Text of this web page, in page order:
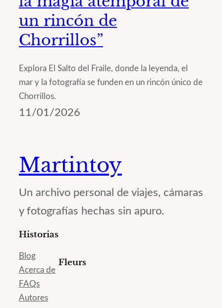
un rincón de
Chorrillos”
Explora El Salto del Fraile, donde la leyenda, el
mar y la fotografía se funden en un rincón único de
Chorrillos.
11/01/2026
Martintoy
Un archivo personal de viajes, cámaras
y fotografías hechas sin apuro.
Historias
Blog
Acerca de
FAQs
Autores
Fleurs